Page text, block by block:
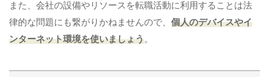
また、会社の設備やリソースを転職活動に利用することは法
律的な問題にも繋がりかねませんので、 個人のデバイスやイ
ンターネット環境を使いましょう。